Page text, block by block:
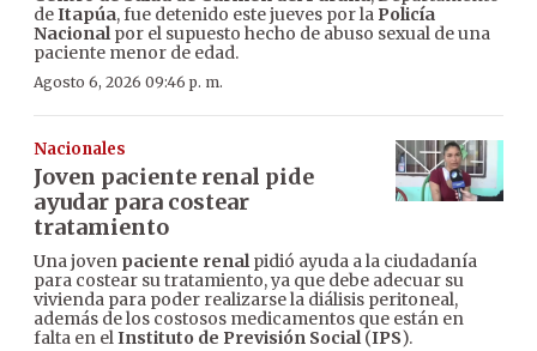
deItapúa, fue detenido este jueves por la Policía
Nacionalpor el supuesto hecho de abuso sexual de una
paciente menor de edad.
Agosto 6, 2026 09:46 p. m.
Nacionales
Joven paciente renal pide
ayudar para costear
tratamiento
Una joven paciente renalpidió ayuda a la ciudadanía
para costear su tratamiento, ya que debe adecuar su
vivienda para poder realizarse la diálisis peritoneal,
además de los costosos medicamentos que están en
falta en elInstituto de Previsión Social(IPS).